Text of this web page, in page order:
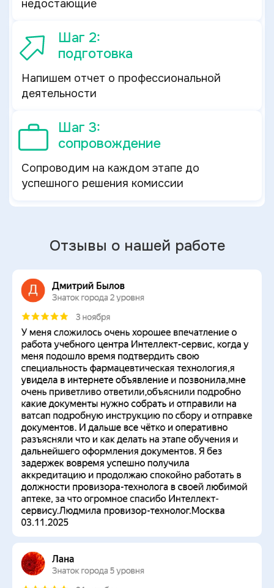
недостающие
Шаг 2:
подготовка
Напишем отчет о профессиональной
деятельности
Шаг 3:
сопровождение
Сопроводим на каждом этапе до
успешного решения комиссии
Отзывы о нашей работе